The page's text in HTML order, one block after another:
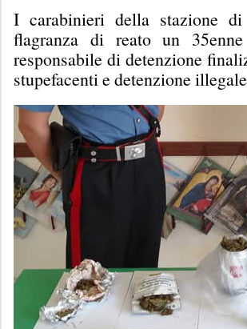
I carabinieri della stazione
flagranza di reato un
responsabile di detenzione
stupefacenti e detenzione